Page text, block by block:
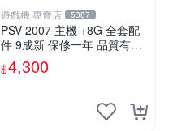
遊戲機 專賣店 5387
PSV 2007 主機 +8G 全套配
件 9成新 保修一年 品質有保
$4,300